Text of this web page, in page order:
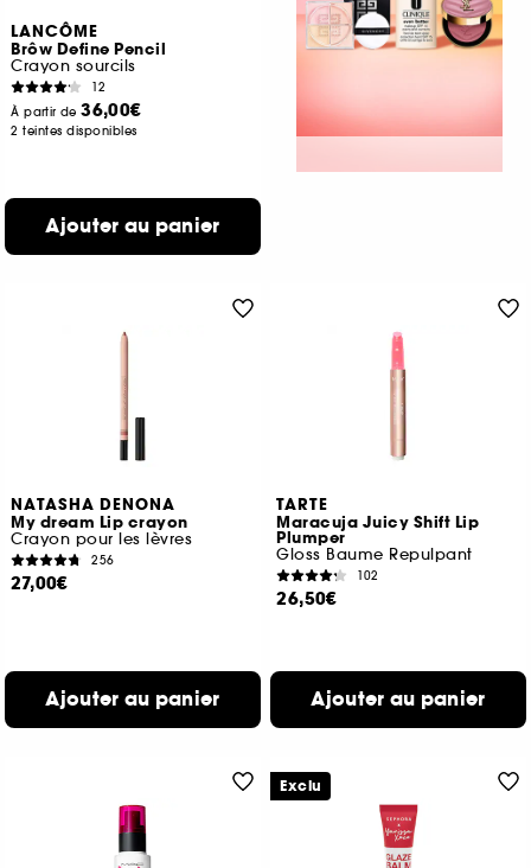
LANCÔME
Brôw Define Pencil
Crayon sourcils
12
À partir de36,00€
2 teintes disponibles
Ajouter au panier
NATASHA DENONA
My dream Lip crayon
Crayon pour les lèvres
256
27,00€
Ajouter au panier
TARTE
Maracuja Juicy Shift Lip
Plumper
Gloss Baume Repulpant
102
26,50€
Ajouter au panier
Exclu